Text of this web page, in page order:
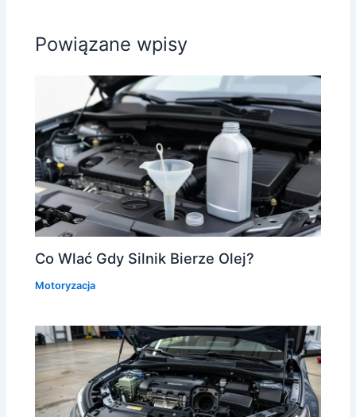
Powiązane wpisy
Co Wlać Gdy Silnik Bierze Olej?
Motoryzacja